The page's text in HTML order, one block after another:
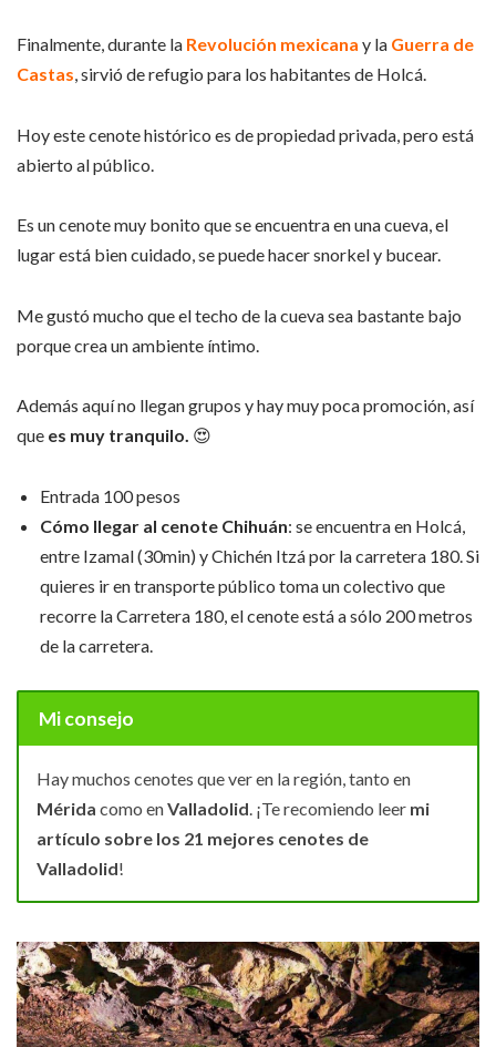
Finalmente, durante la Revolución mexicana y la Guerra de
Castas, sirvió de refugio para los habitantes de Holcá.
Hoy este cenote histórico es de propiedad privada, pero está
abierto al público.
Es un cenote muy bonito que se encuentra en una cueva, el
lugar está bien cuidado, se puede hacer snorkel y bucear.
Me gustó mucho que el techo de la cueva sea bastante bajo
porque crea un ambiente íntimo.
Además aquí no llegan grupos y hay muy poca promoción, así
que es muy tranquilo. 😍
Entrada 100 pesos
Cómo llegar al cenote Chihuán: se encuentra en Holcá,
entre Izamal (30min) y Chichén Itzá por la carretera 180. Si
quieres ir en transporte público toma un colectivo que
recorre la Carretera 180, el cenote está a sólo 200 metros
de la carretera.
Mi consejo
Hay muchos cenotes que ver en la región, tanto en
Mérida como enValladolid . ¡Te recomiendo leer mi
artículo sobre los 21 mejores cenotes de
Valladolid!